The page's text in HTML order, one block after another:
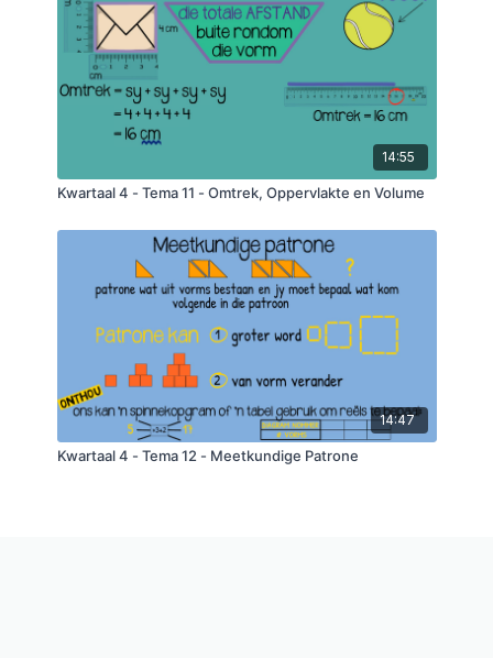
14:55
Kwartaal 4 - Tema 11 - Omtrek, Oppervlakte en Volume
14:47
Kwartaal 4 - Tema 12 - Meetkundige Patrone